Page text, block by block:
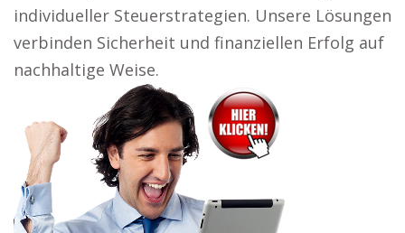
individueller Steuerstrategien. Unsere Lösungen
verbinden Sicherheit und finanziellen Erfolg auf
nachhaltige Weise.